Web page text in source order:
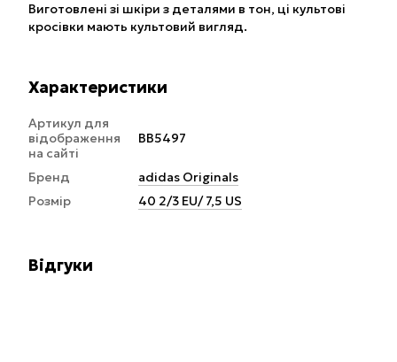
Виготовлені зі шкіри з деталями в тон, ці культові
кросівки мають культовий вигляд.
Характеристики
Артикул для
відображення
на сайті
BB5497
Бренд
adidas Originals
Розмір
40 2/3 EU/ 7,5 US
Відгуки